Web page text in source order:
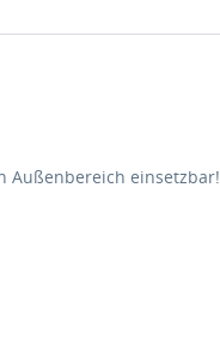
Außenbereich einsetzbar!